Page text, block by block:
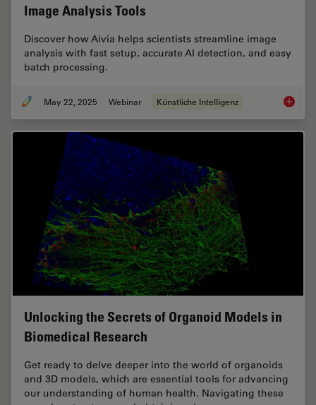
Image Analysis Tools
Discover how Aivia helps scientists streamline image
analysis with fast setup, accurate AI detection, and easy
batch processing.
May 22, 2025 Webinar Künstliche Intelligenz Get to
Unlocking the Secrets of Organoid Models in
Biomedical Research
Get ready to delve deeper into the world of organoids
and 3D models, which are essential tools for advancing
our understanding of human health. Navigating these